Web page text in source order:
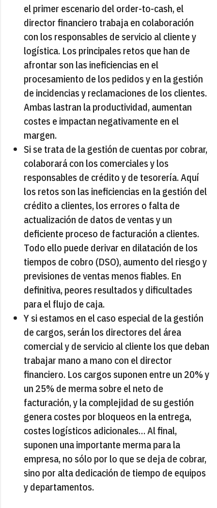
el primer escenario del order-to-cash, el
director financiero trabaja en colaboración
con los responsables de servicio al cliente y
logística. Los principales retos que han de
afrontar son las ineficiencias en el
procesamiento de los pedidos y en la gestión
de incidencias y reclamaciones de los clientes.
Ambas lastran la productividad, aumentan
costes e impactan negativamente en el
margen.
Si se trata de la gestión de cuentas por cobrar,
colaborará con los comerciales y los
responsables de crédito y de tesorería. Aquí
los retos son las ineficiencias en la gestión del
crédito a clientes, los errores o falta de
actualización de datos de ventas y un
deficiente proceso de facturación a clientes.
Todo ello puede derivar en dilatación de los
tiempos de cobro (DSO), aumento del riesgo y
previsiones de ventas menos fiables. En
definitiva, peores resultados y dificultades
para el flujo de caja.
Y si estamos en el caso especial de la gestión
de cargos, serán los directores del área
comercial y de servicio al cliente los que deban
trabajar mano a mano con el director
financiero. Los cargos suponen entre un 20% y
un 25% de merma sobre el neto de
facturación, y la complejidad de su gestión
genera costes por bloqueos en la entrega,
costes logísticos adicionales… Al final,
suponen una importante merma para la
empresa, no sólo por lo que se deja de cobrar,
sino por alta dedicación de tiempo de equipos
y departamentos.